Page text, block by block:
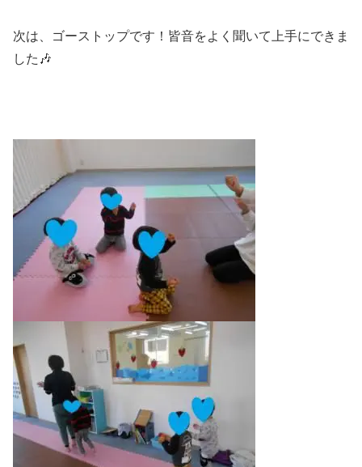
次は、ゴーストップです！皆音をよく聞いて上手にできま
した🎶